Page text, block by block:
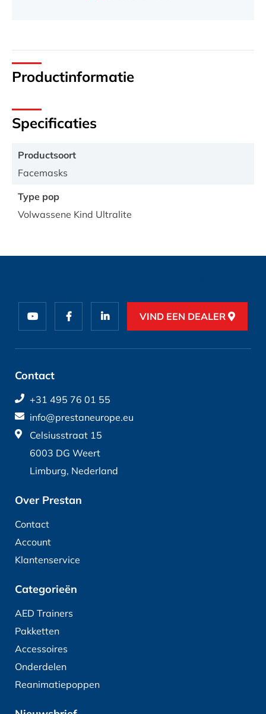
Productinformatie
Specificaties
Productsoort
Facemasks
Type pop
Volwassene Kind Ultralite
VIND EEN DEALER
Contact
+31 495 76 01 55
info@prestaneurope.eu
Celsiusstraat 15
6003 DG Weert
Limburg, Nederland
Over Prestan
Contact
Account
Klantenservice
Categorieën
AED Trainers
Pakketten
Accessoires
Onderdelen
Reanimatiepoppen